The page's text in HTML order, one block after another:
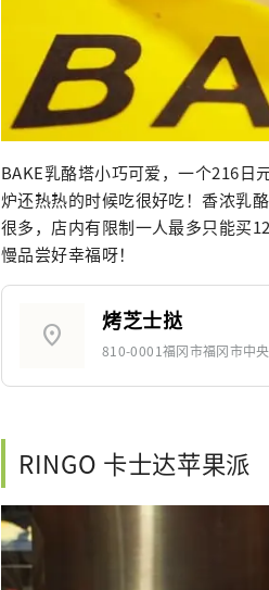
BAKE乳酪塔小巧可爱，一个216日
炉还热热的时候吃很好吃！香浓乳
很多，店内有限制一人最多只能买
慢品尝好幸福呀！
location_on
烤芝士挞
810-0001福冈市福冈市中
RINGO 卡士达苹果派